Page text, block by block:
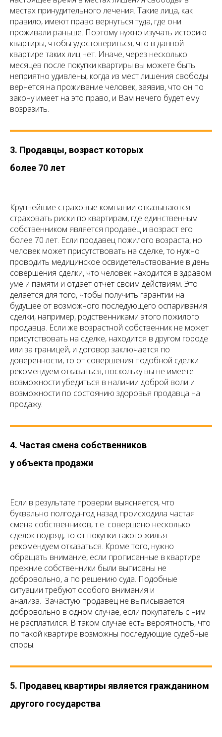
местах принудительного лечения. Такие лица, как
правило, имеют право вернуться туда, где они
проживали раньше. Поэтому нужно изучать историю
квартиры, чтобы удостовериться, что в данной
квартире таких лиц нет. Иначе, через несколько
месяцев после покупки квартиры вы можете быть
неприятно удивлены, когда из мест лишения свободы
вернется на проживание человек, заявив, что он по
закону имеет на это право, и Вам нечего будет ему
возразить.
3. Продавцы, возраст которых
более 70 лет
Крупнейшие страховые компании отказываются
страховать риски по квартирам, где единственным
собственником является продавец и возраст его
более 70 лет. Если продавец пожилого возраста, но
человек может присутствовать на сделке, то нужно
проводить медицинское освидетельствование в день
совершения сделки, что человек находится в здравом
уме и памяти и отдает отчет своим действиям. Это
делается для того, чтобы получить гарантии на
будущее от возможного последующего оспаривания
сделки, например, родственниками этого пожилого
продавца. Если же возрастной собственник не может
присутствовать на сделке, находится в другом городе
или за границей, и договор заключается по
доверенности, то от совершения подобной сделки
рекомендуем отказаться, поскольку вы не имеете
возможности убедиться в наличии доброй воли и
возможности по состоянию здоровья продавца на
продажу.
4. Частая смена собственников
у объекта продажи
Если в результате проверки выясняется, что
буквально полгода-год назад происходила частая
смена собственников, т.е. совершено несколько
сделок подряд, то от покупки такого жилья
рекомендуем отказаться. Кроме того, нужно
обращать внимание, если прописанные в квартире
прежние собственники были выписаны не
добровольно, а по решению суда. Подобные
ситуации требуют особого внимания и
анализа. Зачастую продавец не выписывается
добровольно в одном случае, если покупатель с ним
не расплатился. В таком случае есть вероятность, что
по такой квартире возможны последующие судебные
споры.
5. Продавец квартиры является гражданином
другого государства